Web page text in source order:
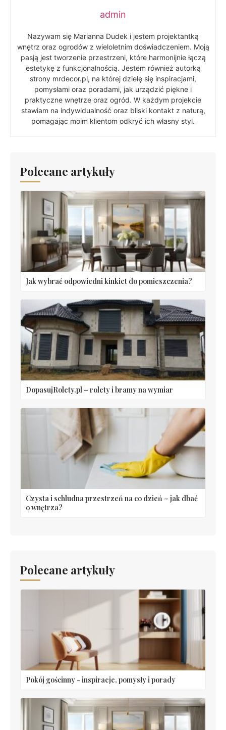
admin
Nazywam się Marianna Dudek i jestem projektantką
wnętrz oraz ogrodów z wieloletnim doświadczeniem. Moją
pasją jest tworzenie przestrzeni, które harmonijnie łączą
estetykę z funkcjonalnością. Jestem również autorką
strony mrdecor.pl, na której dzielę się inspiracjami,
pomysłami oraz poradami, jak urządzić piękne i
praktyczne wnętrze oraz ogród. W każdym projekcie
stawiam na indywidualność oraz bliski kontakt z naturą,
pomagając moim klientom odkryć ich własny styl.
Polecane artykuły
Jak wybrać odpowiedni kinkiet do pomieszczenia?
DopasujRolety.pl – rolety i bramy na wymiar
Czysta i schludna przestrzeń na co dzień – jak dbać
o wnętrza?
Polecane artykuły
Pokój gościnny - inspiracje, pomysły i porady